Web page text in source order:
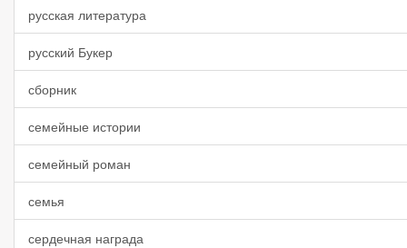
русская литература
русский Букер
сборник
семейные истории
семейный роман
семья
сердечная награда